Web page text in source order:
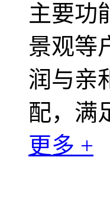
主要功
景观等
润与亲
配，满
更多 +